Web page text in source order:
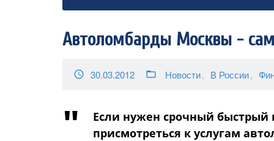
Автоломбарды Москвы -
access_time 30.03.2012 folder_open Новости В России
Если нужен срочный быстрый
присмотреться к услугам